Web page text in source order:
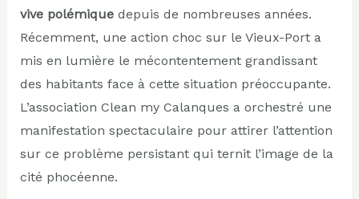
vive polémiquedepuis de nombreuses années.
Récemment, une action choc sur le Vieux-Port a
mis en lumière le mécontentement grandissant
des habitants face à cette situation préoccupante.
L’association Clean my Calanques a orchestré une
manifestation spectaculaire pour attirer l’attention
sur ce problème persistant qui ternit l’image de la
cité phocéenne.